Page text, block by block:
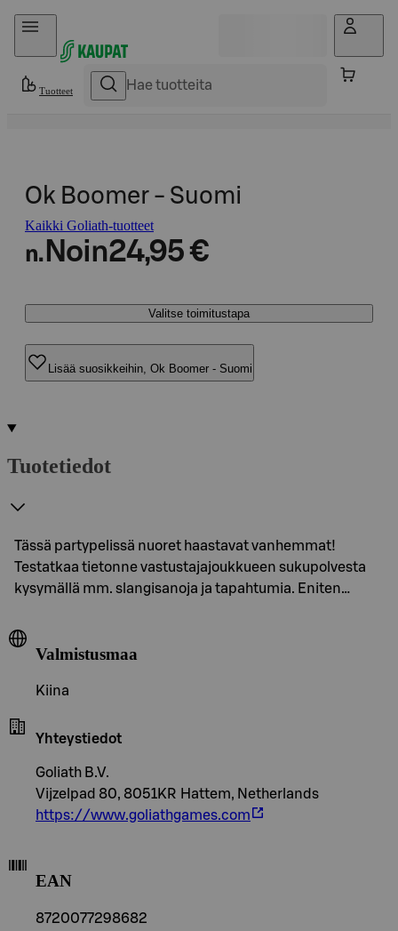
Hyppää sisältöön
Tuotteet
Ok Boomer - Suomi
Kaikki Goliath-tuotteet
n. Noin24,95 €
Valitse toimitustapa
Lisää suosikkeihin, Ok Boomer - Suomi
Tuotetiedot
Tässä partypelissä nuoret haastavat vanhemmat!
Testatkaa tietonne vastustajajoukkueen sukupolvesta
kysymällä mm. slangisanoja ja tapahtumia. Eniten…
Valmistusmaa
Kiina
Yhteystiedot
Goliath B.V.
Vijzelpad 80, 8051KR Hattem, Netherlands
https://www.goliathgames.com
EAN
8720077298682